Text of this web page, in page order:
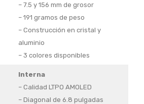
– 7.5 y 156 mm de grosor
– 191 gramos de peso
– Construcción en cristal y
aluminio
– 3 colores disponibles
Interna
– Calidad LTPO AMOLED
– Diagonal de 6.8 pulgadas